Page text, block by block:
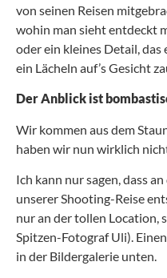
von seinen Reisen
wohin man sieht entdeckt
oder ein kleines Detail,
ein Lächeln auf’s Gesicht
Der Anblick ist
Wir kommen aus dem
haben wir nun wirklich
Ich kann nur sagen, dass
unserer Shooting-Reise
nur an der tollen Location,
Spitzen-Fotograf Uli).
in der Bildergalerie unten.